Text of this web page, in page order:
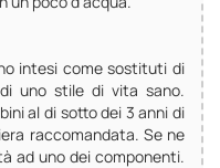
intesi come sostituti di
uno stile di vita sano.
al di sotto dei 3 anni di
raccomandata. Se ne
ad uno dei componenti.